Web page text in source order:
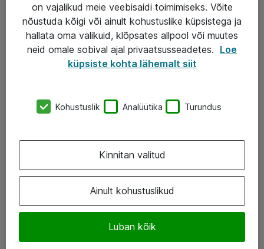
Turva- ja nõrkvoolulahendused
AS ATEA
Atea kontaktid
Jälgi meid
LinkedIn
on vajalikud meie veebisaidi toimimiseks. Võite
nõustuda kõigi või ainult kohustuslike küpsistega ja
hallata oma valikuid, klõpsates allpool või muutes
neid omale sobival ajal privaatsusseadetes. Loe
küpsiste kohta lähemalt siit
Kohustuslik Analüütika Turundus
Ainult kohustuslikud
Luban kõik
Kinnitan valitud